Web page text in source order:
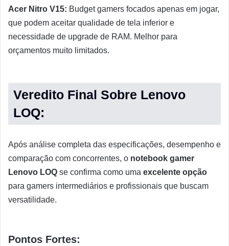
Acer Nitro V15: Budget gamers focados apenas em jogar,
que podem aceitar qualidade de tela inferior e
necessidade de upgrade de RAM. Melhor para
orçamentos muito limitados.
Veredito Final Sobre Lenovo
LOQ:
Após análise completa das especificações, desempenho e
comparação com concorrentes, o notebook gamer
Lenovo LOQ se confirma como uma excelente opção
para gamers intermediários e profissionais que buscam
versatilidade.
Pontos Fortes: